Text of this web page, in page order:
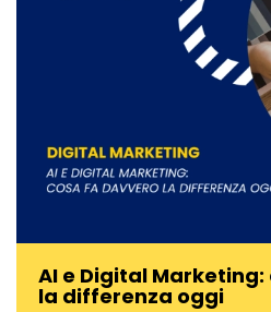
AI e Digital
la differenza oggi